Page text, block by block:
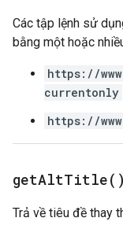
Các tập lệnh sử
bằng một hoặc
https://
currentonly
https://
getAltTitle( )
Trả về tiêu đề thay